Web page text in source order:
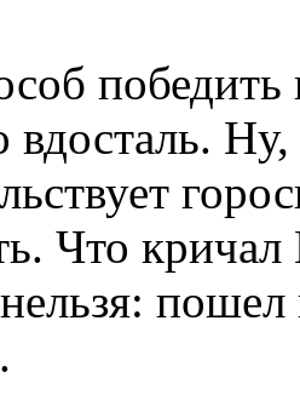
победить
Что
пошел